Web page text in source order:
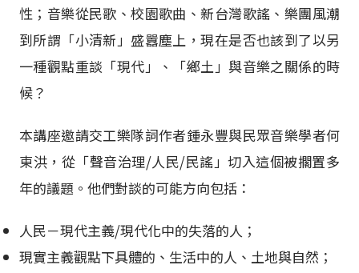
性；音樂從民歌、校園歌曲、新台灣歌謠、樂團風潮
到所謂「小清新」盛囂塵上，現在是否也該到了以另
一種觀點重談「現代」、「鄉土」與音樂之關係的時
候？
本講座邀請交工樂隊詞作者鍾永豐與民眾音樂學者何
東洪，從「聲音治理/人民/民謠」切入這個被擱置多
年的議題。他們對談的可能方向包括：
人民－現代主義/現代化中的失落的人；
現實主義觀點下具體的、生活中的人、土地與自然；